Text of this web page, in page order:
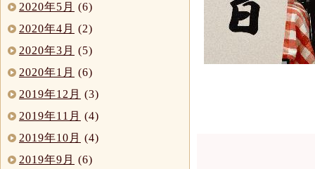
2020年5月 (6)
2020年4月 (2)
2020年3月 (5)
2020年1月 (6)
2019年12月 (3)
2019年11月 (4)
2019年10月 (4)
2019年9月 (6)